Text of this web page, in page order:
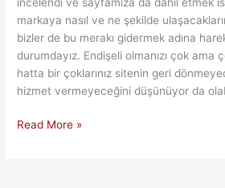
markaya nasıl ve ne şekilde
bizler de bu merakı gidermek adına
durumdayız. Endişeli olmanızı çok ama
hatta bir çoklarınız sitenin geri
hizmet vermeyeceğini düşünüyor da
Hovarda99
Read More »